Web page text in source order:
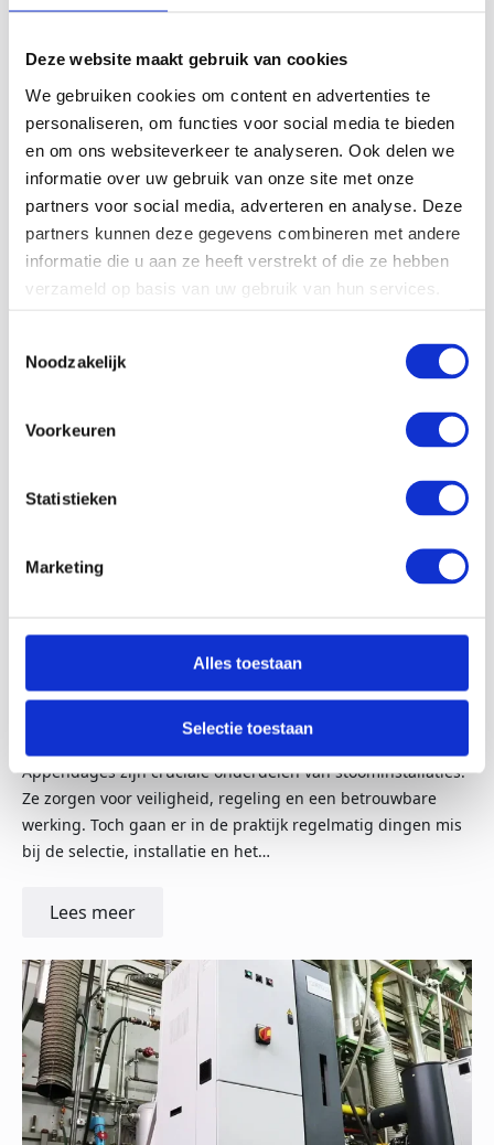
Deze website maakt gebruik van cookies
We gebruiken cookies om content en advertenties te
personaliseren, om functies voor social media te bieden
en om ons websiteverkeer te analyseren. Ook delen we
informatie over uw gebruik van onze site met onze
partners voor social media, adverteren en analyse. Deze
partners kunnen deze gegevens combineren met andere
informatie die u aan ze heeft verstrekt of die ze hebben
verzameld op basis van uw gebruik van hun services.
Noodzakelijk
Voorkeuren
Statistieken
Marketing
Alles toestaan
Selectie toestaan
Energie besparen met industriële stoomsystemen
30-12-25
Energie besparen met industriële stoomsystemen is voor
veel bedrijven geen wens meer, maar een noodzaak.
Stoomprocessen behoren tot de grootste energieverbruikers
binnen de industrie. Tegelijkertijd bieden ze veel kansen
Veelgemaakte fouten bij appendages in
Appendages zijn cruciale onderdelen van stoominstallaties.
Ze zorgen voor veiligheid, regeling en een betrouwbare
werking. Toch gaan er in de praktijk regelmatig dingen mis
bij de selectie, installatie en het…
Lees meer